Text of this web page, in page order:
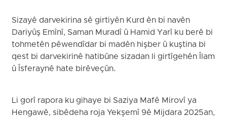
Sizayê darvekirina sê girtiyên Kurd ên bi navên
Dariyûş Emînî, Saman Muradî û Hamid Yarî ku berê bi
tohmetên pêwendîdar bi madên hişber û kuştina bi
qest bi darvekirinê hatibûne sizadan li girtîgehên Îlam
û Îsferaynê hate birêveçûn.
Li gorî rapora ku gihaye bi Saziya Mafê Mirovî ya
Hengawê, sibêdeha roja Yekşemî 9ê Mijdara 2025an,